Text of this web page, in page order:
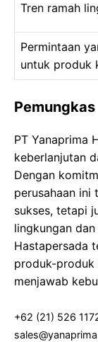
Tren ramah
Permintaan
untuk produk
Pemungkas
PT Yanaprima
keberlanjutan
Dengan
perusahaan ini
sukses, tetapi
lingkungan
Hastapersada
produk-produk
menjawab
+62 (21) 526